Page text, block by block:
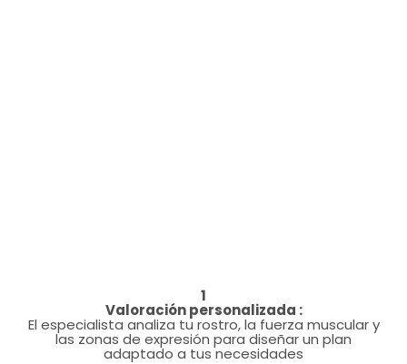
1
Valoración personalizada :
El especialista analiza tu rostro, la fuerza muscular y
las zonas de expresión para diseñar un plan
adaptado a tus necesidades